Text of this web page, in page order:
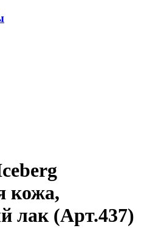
кожа,
лак (Арт.437)